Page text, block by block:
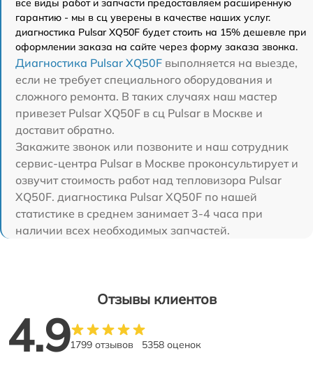
все виды работ и запчасти предоставляем расширенную
гарантию - мы в сц уверены в качестве наших услуг.
диагностика Pulsar XQ50F будет стоить на 15% дешевле при
оформлении заказа на сайте через форму заказа звонка.
Диагностика Pulsar XQ50F выполняется на выезде,
если не требует специального оборудования и
сложного ремонта. В таких случаях наш мастер
привезет Pulsar XQ50F в сц Pulsar в Москве и
доставит обратно.
Закажите звонок или позвоните и наш сотрудник
сервис-центра Pulsar в Москве проконсультирует и
озвучит стоимость работ над тепловизора Pulsar
XQ50F. диагностика Pulsar XQ50F по нашей
статистике в среднем занимает 3-4 часа при
наличии всех необходимых запчастей.
Отзывы клиентов
4.91799 отзывов 5358 оценок